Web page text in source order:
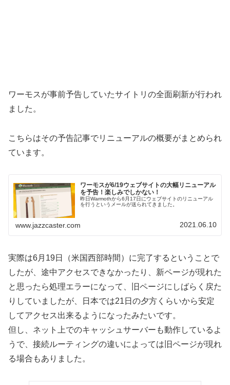
ワーモスが事前予告していたサイトリの全面刷新が行われ
ました。
こちらはその予告記事でリニューアルの概要がまとめられ
ています。
ワーモスが6/19ウェブサイトの大幅リニューアル
を予告！楽しみでしかない！
昨日Warmothから6月17日にウェブサイトのリニューアル
を行うというメールが送られてきました。​
www.jazzcaster.com 2021.06.10
実際は6月19日（米国西部時間）に完了するということで
したが、途中アクセスできなかったり、新ページが現れた
と思ったら処理エラーになって、旧ページにしばらく戻た
りしていましたが、日本では21日の夕方くらいから安定
してアクセス出来るようになったみたいです。
但し、ネット上でのキャッシュサーバーも動作しているよ
うで、接続ルーティングの違いによっては旧ページが現れ
る場合もありました。